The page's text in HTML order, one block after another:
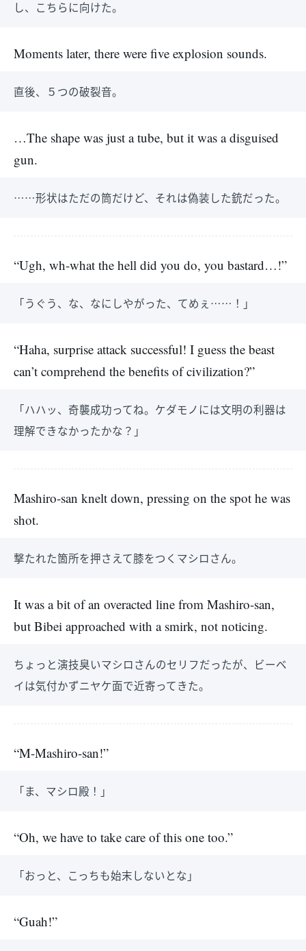
し、こちらに向けた。
Moments later, there were five explosion sounds.
直後、５つの破裂音。
…The shape was just a tube, but it was a disguised
gun.
……形状はただの筒だけど、それは偽装した銃だった。
“Ugh, wh-what the hell did you do, you bastard…!”
「うぐう、な、なにしやがった、てめぇ……！」
“Haha, surprise attack successful! I guess the beast
can’t comprehend the benefits of civilization?”
「ハハッ、奇襲成功ってね。ケダモノには文明の利器は
理解できなかったかな？」
Mashiro-san knelt down, pressing on the spot he was
shot.
撃たれた箇所を押さえて膝をつくマシロさん。
It was a bit of an overacted line from Mashiro-san,
but Bibei approached with a smirk, not noticing.
ちょっと演技臭いマシロさんのセリフだったが、ビーベ
イは気付かずニヤケ面で近寄ってきた。
“M-Mashiro-san!”
「ま、マシロ殿！」
“Oh, we have to take care of this one too.”
「おっと、こっちも始末しないとな」
“Guah!”